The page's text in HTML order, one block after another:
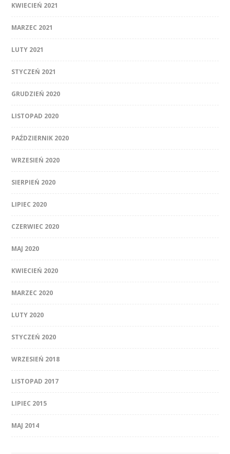
KWIECIEŃ 2021
MARZEC 2021
LUTY 2021
STYCZEŃ 2021
GRUDZIEŃ 2020
LISTOPAD 2020
PAŹDZIERNIK 2020
WRZESIEŃ 2020
SIERPIEŃ 2020
LIPIEC 2020
CZERWIEC 2020
MAJ 2020
KWIECIEŃ 2020
MARZEC 2020
LUTY 2020
STYCZEŃ 2020
WRZESIEŃ 2018
LISTOPAD 2017
LIPIEC 2015
MAJ 2014